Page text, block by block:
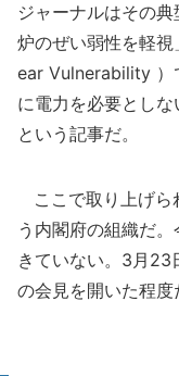
ジャーナルはその
炉のぜい弱性を軽
ear Vulnerability ）
に電力を必要とし
という記事だ。
ここで取り上げら
う内閣府の組織だ
きていない。3月23
の会見を開いた程度